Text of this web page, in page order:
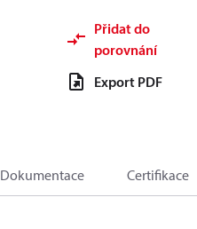
Přidat do
porovnání
Export PDF
Dokumentace Certifikace